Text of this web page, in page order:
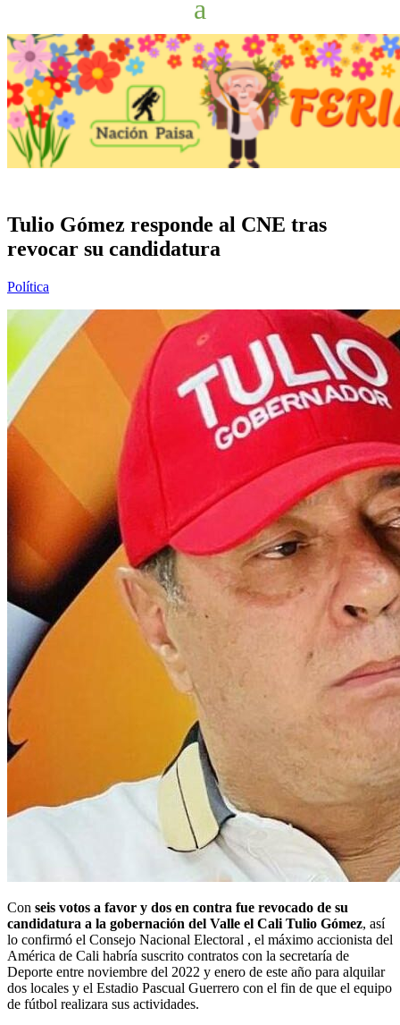
Tulio Gómez responde al CNE tras
revocar su candidatura
Política
Con seis votos a favor y dos en contra fue revocado de su
candidatura a la gobernación del Valle el Cali Tulio Gómez, así
lo confirmó el Consejo Nacional Electoral , el máximo accionista del
América de Cali habría suscrito contratos con la secretaría de
Deporte entre noviembre del 2022 y enero de este año para alquilar
dos locales y el Estadio Pascual Guerrero con el fin de que el equipo
de fútbol realizara sus actividades.